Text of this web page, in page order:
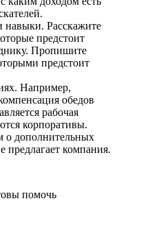
навыки. Расскажите
предстоит
Пропишите
предстоит
Например,
обедов
рабочая
корпоративы.
о дополнительных
предлагает компания.
помочь